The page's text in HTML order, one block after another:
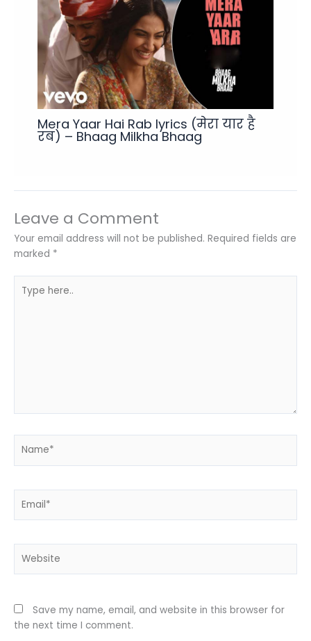
Mera Yaar Hai Rab lyrics (मेरा यार है
रब) – Bhaag Milkha Bhaag
Leave a Comment
Your email address will not be published. Required fields are
marked *
here..
Save my name, email, and website in this browser for
the next time I comment.